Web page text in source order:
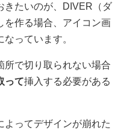
きたいのが、DIVER（ダ
を作る場合、アイコン画
っています。
所で切り取られない場合
って挿入する必要がある
よってデザインが崩れた